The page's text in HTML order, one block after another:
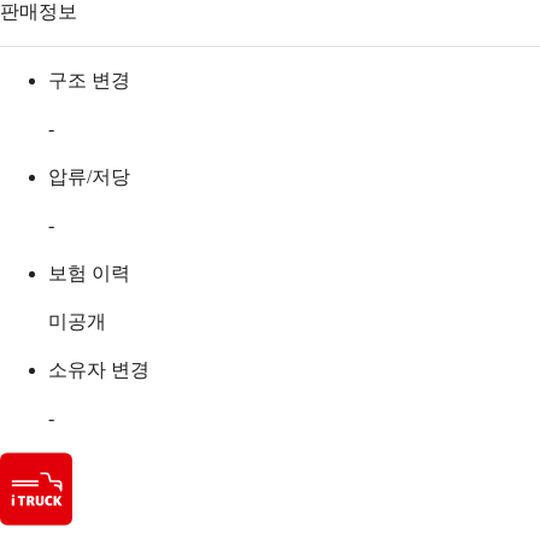
판매정보
구조 변경
-
압류/저당
-
보험 이력
미공개
소유자 변경
-